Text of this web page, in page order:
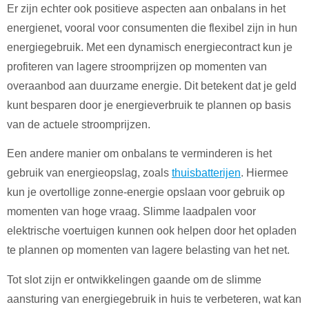
Er zijn echter ook positieve aspecten aan onbalans in het
energienet, vooral voor consumenten die flexibel zijn in hun
energiegebruik. Met een dynamisch energiecontract kun je
profiteren van lagere stroomprijzen op momenten van
overaanbod aan duurzame energie. Dit betekent dat je geld
kunt besparen door je energieverbruik te plannen op basis
van de actuele stroomprijzen.
Een andere manier om onbalans te verminderen is het
gebruik van energieopslag, zoals thuisbatterijen. Hiermee
kun je overtollige zonne-energie opslaan voor gebruik op
momenten van hoge vraag. Slimme laadpalen voor
elektrische voertuigen kunnen ook helpen door het opladen
te plannen op momenten van lagere belasting van het net.
Tot slot zijn er ontwikkelingen gaande om de slimme
aansturing van energiegebruik in huis te verbeteren, wat kan